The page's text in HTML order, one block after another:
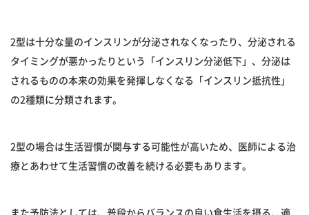
2型は十分な量のインスリンが分泌されなくなったり、分泌される
タイミングが悪かったりという「インスリン分泌低下」、分泌は
されるものの本来の効果を発揮しなくなる「インスリン抵抗性」
の2種類に分類されます。
2型の場合は生活習慣が関与する可能性が高いため、医師による治
療とあわせて生活習慣の改善を続ける必要もあります。